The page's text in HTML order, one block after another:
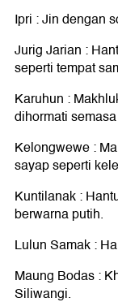
Ipri : Jin dengan
Jurig Jarian :
seperti tempat
Karuhun :
dihormati
Kelongwewe :
sayap seperti
Kuntilanak :
berwarna putih.
Lulun Samak :
Maung Bodas :
Siliwangi.